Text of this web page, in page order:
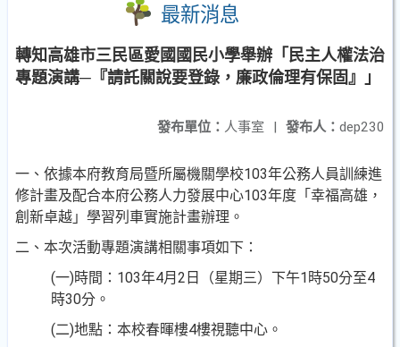
最新消息
轉知高雄市三民區愛國國民小學舉辦「民主人權法治
專題演講─『請託關說要登錄，廉政倫理有保固』」
發布人： dep230
發布單位： 人事室 |
一、依據本府教育局暨所屬機關學校103年公務人員訓練進
修計畫及配合本府公務人力發展中心103年度「幸福高雄，
創 新卓越」學習列車實施計畫辦理。
二、本次活動專題演講相關事項如下：
(一)時間：103年4月2日（星期三）下午1時50分至4
時30分 。
(二)地點：本校春暉樓4樓視聽中心。